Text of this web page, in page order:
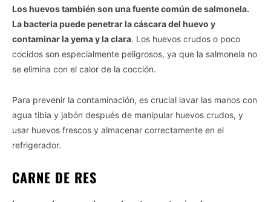
Los huevos también son una fuente común de salmonela.
La bacteria puede penetrar la cáscara del huevo y
contaminar la yema y la clara. Los huevos crudos o poco
cocidos son especialmente peligrosos, ya que la salmonela no
se elimina con el calor de la cocción.
Para prevenir la contaminación, es crucial lavar las manos con
agua tibia y jabón después de manipular huevos crudos, y
usar huevos frescos y almacenar correctamente en el
refrigerador.
CARNE DE RES